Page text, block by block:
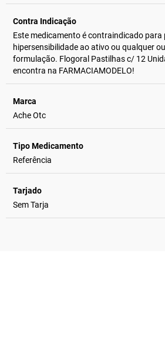
Contra Indicação
Este medicamento é contraindicado para
hipersensibilidade ao ativo ou qualquer
formulação. Flogoral Pastilhas c/ 12
encontra na FARMACIAMODELO!
Marca
Ache Otc
Tipo Medicamento
Referência
Tarjado
Sem Tarja